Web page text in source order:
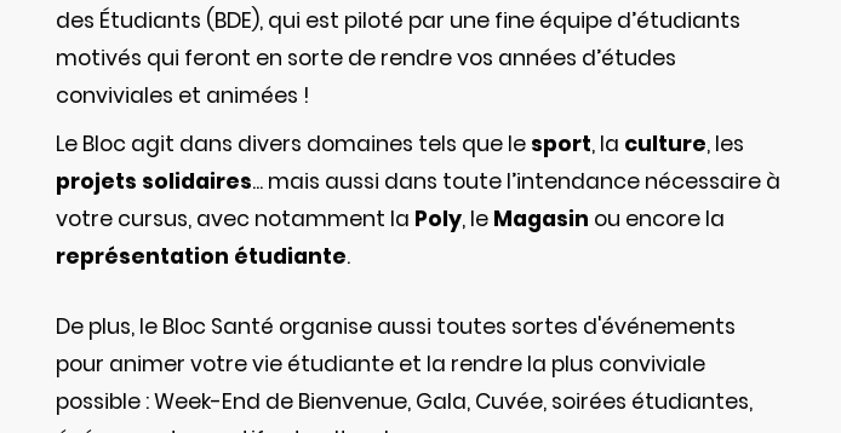
des Étudiants (BDE), qui est piloté par une fine équipe d’étudiants
motivés qui feront en sorte de rendre vos années d’études
conviviales et animées !
Le Bloc agit dans divers domaines tels que le sport, la culture, les
projets solidaires... mais aussi dans toute l’intendance nécessaire à
votre cursus, avec notamment la Poly, le Magasin ou encore la
représentation étudiante.
De plus, le Bloc Santé organise aussi toutes sortes d'événements
pour animer votre vie étudiante et la rendre la plus conviviale
possible : Week-End de Bienvenue, Gala, Cuvée, soirées étudiantes,